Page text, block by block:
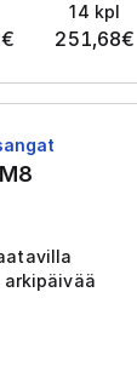
€
14 kpl
251,68€
arkipäivää